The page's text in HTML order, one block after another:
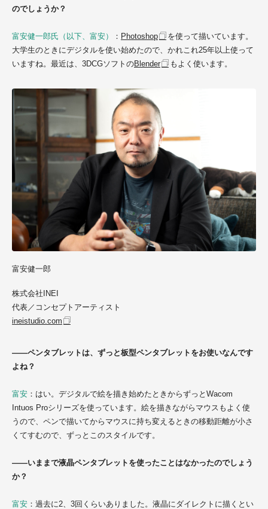
のでしょうか？
富安健一郎氏（以下、富安） ： Photoshop
を使って描いています。
大学生のときにデジタルを使い始めたので、かれこれ25年以上使って
いますね。最近は、3DCGソフトのBlender もよく使います。
富安健一郎
株式会社INEI
代表／コンセプトアーティスト
ineistudio.com
――ペンタブレットは、ずっと板型ペンタブレットをお使いなんです
よね？
富安 ：はい。デジタルで絵を描き始めたときからずっとWacom
Intuos Proシリーズを使っています。絵を描きながらマウスもよく使
うので、ペンで描いてからマウスに持ち変えるときの移動距離が小さ
くてすむので、ずっとこのスタイルです。
――いままで液晶ペンタブレットを使ったことはなかったのでしょう
か？
富安 ：過去に2、3回くらいありました。液晶にダイレクトに描くとい